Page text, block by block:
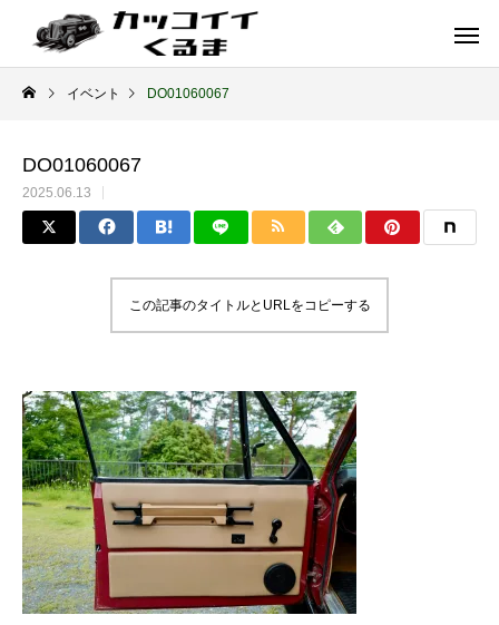
イギリス車
ENGLAND
ドイツ車
GERMANY
イベント DO01060067
DO01060067
2025.06.13
この記事のタイトルとURLをコピーする